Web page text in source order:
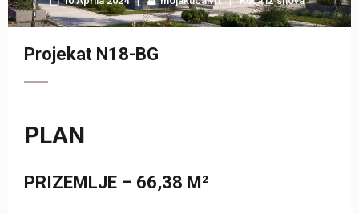
Projekat N18-BG
PLAN
PRIZEMLJE – 66,38 M²